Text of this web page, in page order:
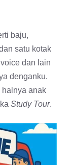
baju,
satu kotak
dan lain
denganku.
halnya anak
Study Tour.